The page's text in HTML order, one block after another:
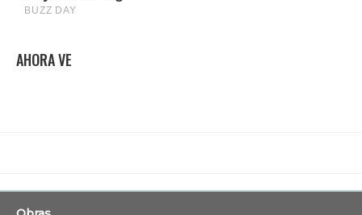
AHORA VE